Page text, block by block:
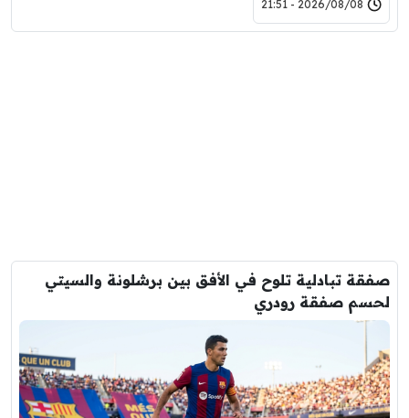
2026/08/08 - 21:51
صفقة تبادلية تلوح في الأفق بين برشلونة والسيتي
لحسم صفقة رودري